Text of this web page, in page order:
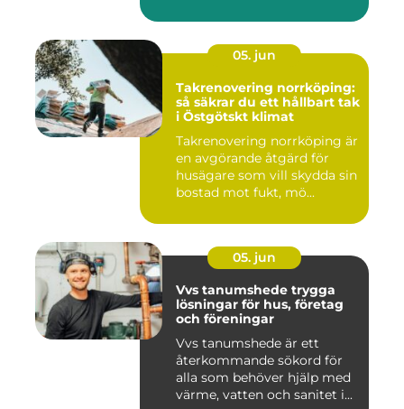
05. jun
Takrenovering norrköping:
så säkrar du ett hållbart tak
i Östgötskt klimat
Takrenovering norrköping är
en avgörande åtgärd för
husägare som vill skydda sin
bostad mot fukt, mö...
05. jun
Vvs tanumshede trygga
lösningar för hus, företag
och föreningar
Vvs tanumshede är ett
återkommande sökord för
alla som behöver hjälp med
värme, vatten och sanitet i...